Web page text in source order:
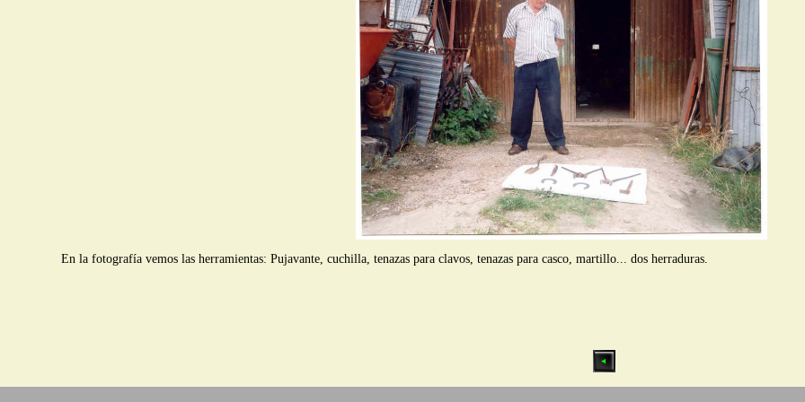
En la fotografía vemos las herramientas: Pujavante, cuchilla, tenazas para clavos, tenazas para casco, martillo... dos herraduras.